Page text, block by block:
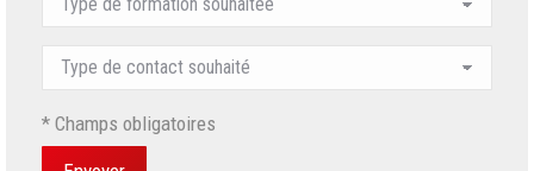
* Champs obligatoires